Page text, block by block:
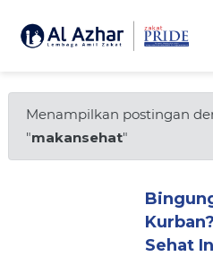
Menampilkan postingan
"makansehat"
Sehat